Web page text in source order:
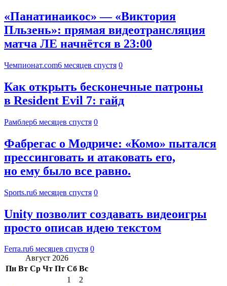
«Панатинаикос» — «Виктория
Пльзень»: прямая видеотрансляция
матча ЛЕ начнётся в 23:00
Чемпионат.com6 месяцев спустя 0
Как открыть бесконечные патроны
в Resident Evil 7: гайд
Рамблер6 месяцев спустя 0
Фабрегас о Модриче: «Комо» пытался
прессинговать и атаковать его,
но ему было все равно.
Sports.ru6 месяцев спустя 0
Unity позволит создавать видеоигры
просто описав идею текстом
Ferra.ru6 месяцев спустя 0
Август 2026
Пн Вт Ср Чт Пт Сб Вс
1
2